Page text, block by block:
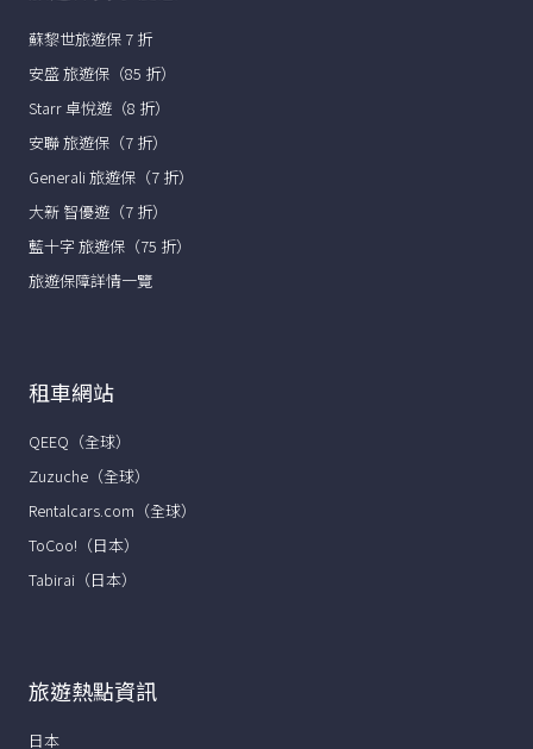
蘇黎世旅遊保 7 折
安盛 旅遊保（85 折）
Starr 卓悅遊（8 折）
安聯 旅遊保（7 折）
Generali 旅遊保（7 折）
大新 智優遊（7 折）
藍十字 旅遊保（75 折）
旅遊保障詳情一覽
租車網站
QEEQ（全球）
Zuzuche（全球）
Rentalcars.com（全球）
ToCoo!（日本）
Tabirai（日本）
旅遊熱點資訊
日本